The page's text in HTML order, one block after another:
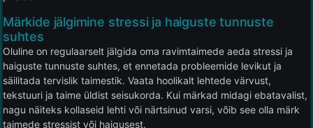
Märkide jälgimine stressi ja haiguste tunnuste
suhtes
Oluline on regulaarselt jälgida oma ravimtaimede aeda stressi ja
haiguste tunnuste suhtes, et ennetada probleemide levikut ja
säilitada tervislik taimestik. Vaata hoolikalt lehtede värvust,
tekstuuri ja taime üldist seisukorda. Kui märkad midagi ebatavalist,
nagu näiteks kollaseid lehti või närtsinud varsi, võib see olla märk
taimede stressist või haigusest.